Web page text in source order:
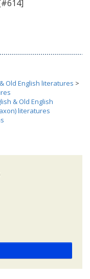
Old English literatures >
& Old English
literatures